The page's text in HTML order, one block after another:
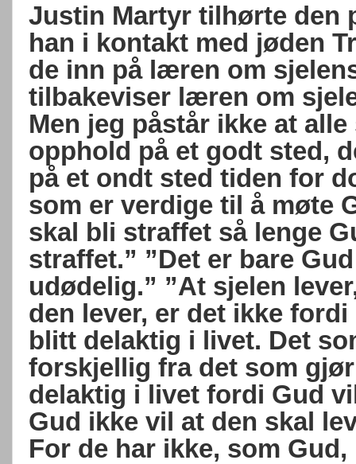
Justin Martyr tilhørte den
han i kontakt med jøden
de inn på læren om
tilbakeviser læren om
Men jeg påstår ikke at
opphold på et godt sted,
på et ondt sted tiden for
som er verdige til å møte
skal bli straffet så lenge
straffet.” ”Det er bare
udødelig.” ”At sjelen
den lever, er det ikke
blitt delaktig i livet. Det
forskjellig fra det som
delaktig i livet fordi Gud
Gud ikke vil at den skal
For de har ikke, som